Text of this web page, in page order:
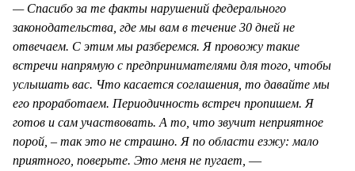
— Спасибо за те факты нарушений федерального
законодательства, где мы вам в течение 30 дней не
отвечаем. С этим мы разберемся. Я провожу такие
встречи напрямую с предпринимателями для того, чтобы
услышать вас. Что касается соглашения, то давайте мы
его проработаем. Периодичность встреч пропишем. Я
готов и сам участвовать. А то, что звучит неприятное
порой, – так это не страшно. Я по области езжу: мало
приятного, поверьте. Это меня не пугает, —